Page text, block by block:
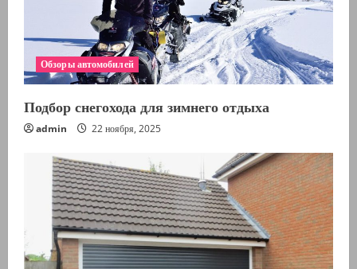
Обзоры автомобилей
Подбор снегохода для зимнего отдыха
admin 22 ноября, 2025